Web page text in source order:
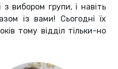
вибором групи, і навіть
із вами! Сьогодні їх
тому відділ тільки-но